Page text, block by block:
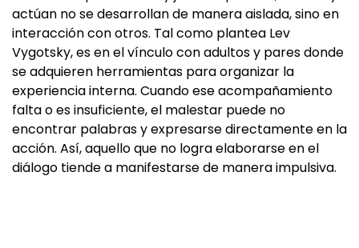
actúan no se desarrollan de manera aislada, sino en
interacción con otros. Tal como plantea Lev
Vygotsky, es en el vínculo con adultos y pares donde
se adquieren herramientas para organizar la
experiencia interna. Cuando ese acompañamiento
falta o es insuficiente, el malestar puede no
encontrar palabras y expresarse directamente en la
acción. Así, aquello que no logra elaborarse en el
diálogo tiende a manifestarse de manera impulsiva.